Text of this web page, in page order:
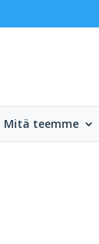
Mitä teemme